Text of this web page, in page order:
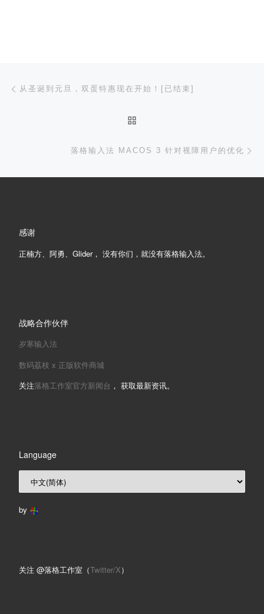
从圣诞到元旦，双蛋特惠现在开始！[已结束]
落格输入法 MACOS 3 针对视障用户的优化
感谢
正楠方、阿勇、Glider， 没有你们，就没有落格输入法。
战略合作伙伴
岁寒输入法
数码荔枝 x 正版软件商城
关注落格工作室官方新闻台 ， 获取最新资讯。
Language
by
关注 @落格工作室（Twitter/X）